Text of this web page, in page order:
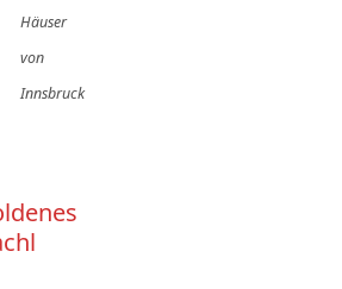
Häuser
von
Innsbruck